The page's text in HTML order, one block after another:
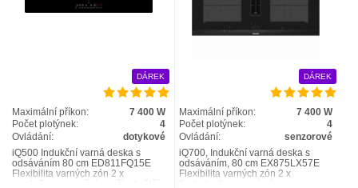
DÁREK
Maximální příkon:
7 400 W
Počet plotýnek:
4
Ovládání:
dotykové
iQ500 Indukční varná deska s
odsáváním 80 cm ED811FQ15E
Flexibilita varných zón 2 x
DÁREK
Maximální příkon:
7 400 W
Počet plotýnek:
4
Ovládání:
senzorové
iQ700, Indukční varná deska s
odsáváním, 80 cm EX875LX57E
Flexibilita varných zón 2 x